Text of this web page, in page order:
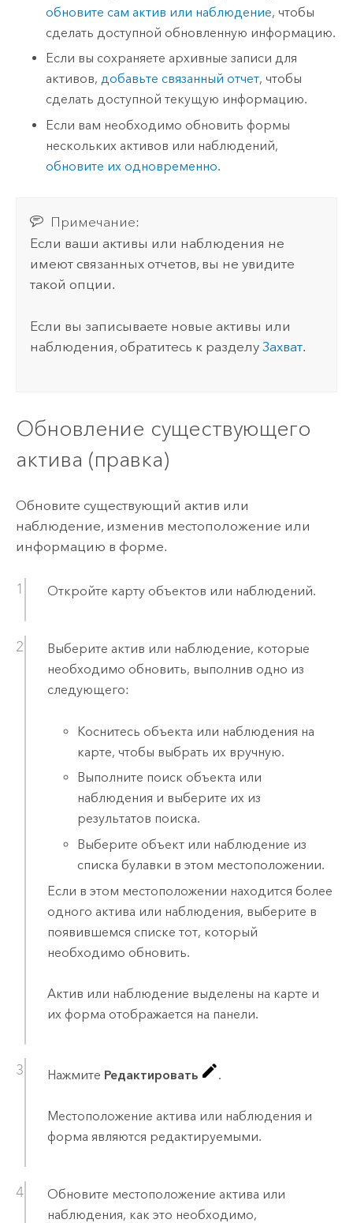
обновите сам актив или наблюдение, чтобы
сделать доступной обновленную информацию.
Если вы сохраняете архивные записи для
активов,добавьте связанный отчет, чтобы
сделать доступной текущую информацию.
Если вам необходимо обновить формы
нескольких активов или наблюдений,
обновите их одновременно.
Примечание:
Если ваши активы или наблюдения не
имеют связанных отчетов, вы не увидите
такой опции.
Если вы записываете новые активы или
наблюдения, обратитесь к разделуЗахват.
Обновление существующего
актива (правка)
Обновите существующий актив или
наблюдение, изменив местоположение или
информацию в форме.
Откройте карту объектов или наблюдений.
Выберите актив или наблюдение, которые
необходимо обновить, выполнив одно из
следующего:
Коснитесь объекта или наблюдения на
карте, чтобы выбрать их вручную.
Выполните поиск объекта или
наблюдения и выберите их из
результатов поиска.
Выберите объект или наблюдение из
списка булавки в этом местоположении.
Если в этом местоположении находится более
одного актива или наблюдения, выберите в
появившемся списке тот, который
необходимо обновить.
Актив или наблюдение выделены на карте и
их форма отображается на панели.
Нажмите Редактировать .
Местоположение актива или наблюдения и
форма являются редактируемыми.
Обновите местоположение актива или
наблюдения, как это необходимо,